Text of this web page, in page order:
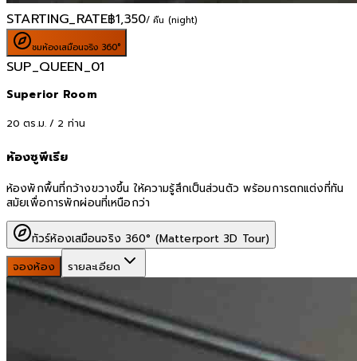
STARTING_RATE฿1,350/ คืน (night)
ชมห้องเสมือนจริง 360°
SUP_QUEEN_01
Superior Room
20 ตร.ม. / 2 ท่าน
ห้องซูพีเรีย
ห้องพักพื้นที่กว้างขวางขึ้น ให้ความรู้สึกเป็นส่วนตัว พร้อมการตกแต่งที่ทัน
สมัยเพื่อการพักผ่อนที่เหนือกว่า
ทัวร์ห้องเสมือนจริง 360° (Matterport 3D Tour)
จองห้อง
รายละเอียด